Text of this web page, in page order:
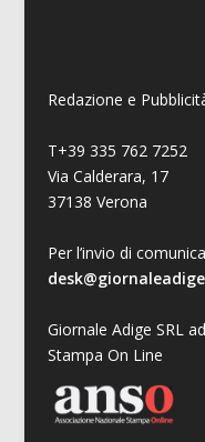
Redazione e
T+39 335 762 7252
Via Calderara, 17
37138 Verona
Per l’invio di
Giornale Adige SRL
Stampa On Line